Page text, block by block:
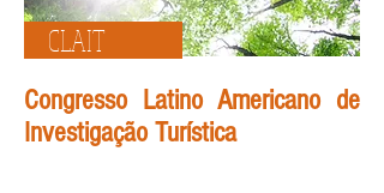
CLAIT
Congresso Latino Americano de
Investigação Turística